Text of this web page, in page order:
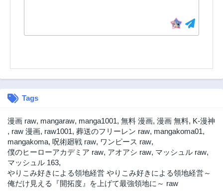
Tags
漫画 raw, mangaraw, manga1001, 無料 漫画, 漫画 無料, K-漫神
, raw 漫画, raw1001, 葬送のフリーレン raw, mangakoma01,
mangakoma, 呪術廻戦 raw, ワンピース raw,
僕のヒーローアカデミア raw, アオアシ raw, マッシュル raw,
マッシュル 163,
やりこみ好きによる領地経営 やりこみ好きによる領地経営～
俺だけ見える『開拓度』を上げて最強領地に～ raw